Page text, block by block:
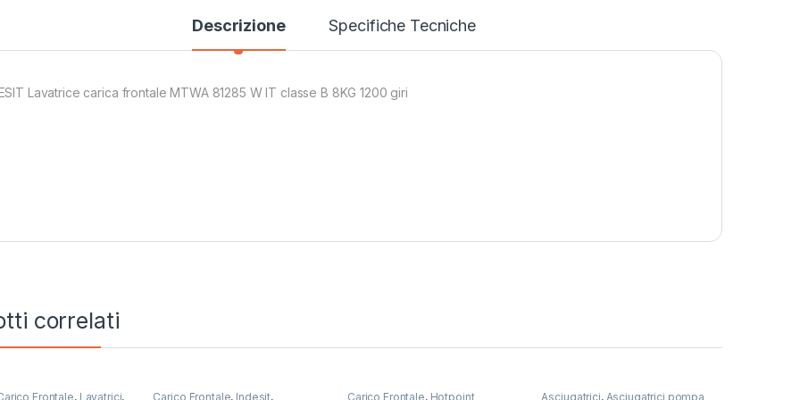
Descrizione Specifiche Tecniche
Lavatrice carica frontale MTWA 81285 W IT classe B 8KG 1200 giri
correlati
Frontale, Lavatrici,
Carico Frontale, Indesit,
Carico Frontale, Hotpoint
Asciugatrici, Asciugatrici pompa